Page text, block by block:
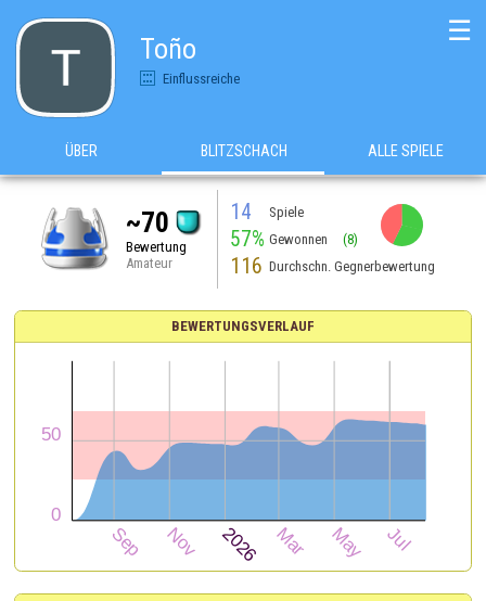
Toño
Einflussreiche
☰
ÜBER BLITZSCHACH ALLE SPIELE
~70
Bewertung
Amateur
14 Spiele
57% Gewonnen (8)
116 Durchschn. Gegnerbewertung
BEWERTUNGSVERLAUF